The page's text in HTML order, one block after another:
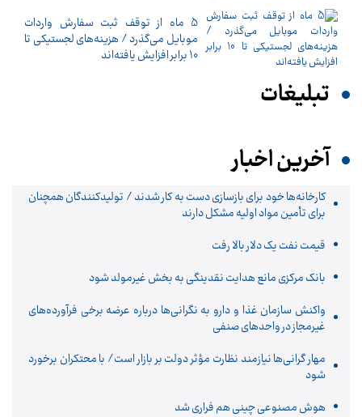
5 ماه از توقف ثبت سفارش واردات
موبایل می‌گذرد / هزینه‌های لجستیکی تا
10 برابر افزایش یافته‌اند
تبلیغات
آخرین اخبار
کارخانه‌ها خود برای بازسازی دست به کار شدند / تولیدکنندگان همچنان
برای تأمین مواد اولیه مشکل دارند
قیمت نفت یک دلار بالا رفت
بانک مرکزی مانع هدایت نقدینگی به بخش غیرمولد شود
واکنش سازمان غذا و دارو به نگرانی‌ها درباره عرضه برخی فرآورده‌های
غیرمجاز در واحدهای صنفی
مهار گرانی‌ها نیازمند نظارت مؤثر دولت بر بازار است/ با محتکران برخورد
شود
هوش مصنوعی چینی هم فراری شد